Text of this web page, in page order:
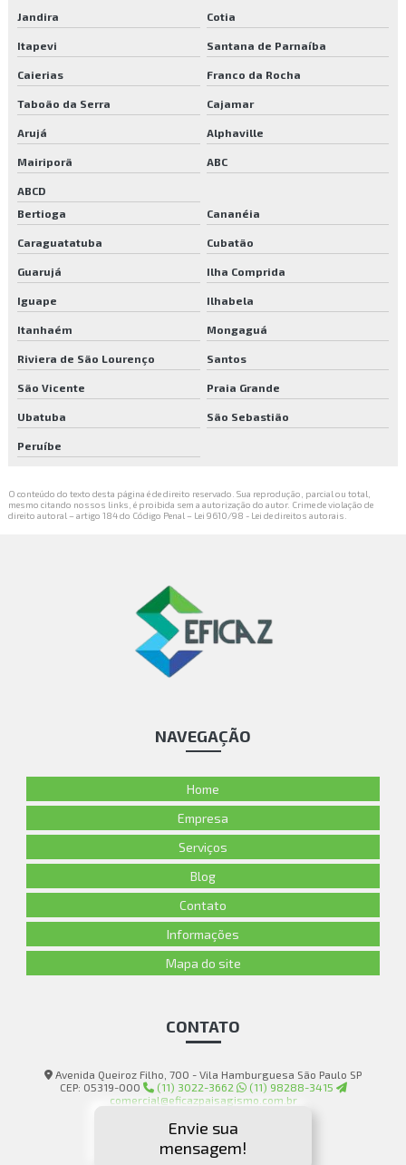
Serviços de manutenção predial
Terceirização de facilities
Terceirização de portaria
Terceirização de portaria de condomínio
Terceirização de portaria e limpeza
Terceirização de serviços de limpeza
Transplante de árvores
Venda de plantas
Jandira Cotia
Itapevi Santana de Parnaíba
Caierias Franco da Rocha
Taboão da Serra Cajamar
Arujá Alphaville
Mairiporã ABC
ABCD
Bertioga
Cananéia
Caraguatatuba Cubatão
Guarujá Ilha Comprida
Iguape Ilhabela
Itanhaém Mongaguá
Riviera de São Lourenço Santos
São Vicente Praia Grande
Ubatuba São Sebastião
Peruíbe
O conteúdo do texto desta página é de direito reservado. Sua reprodução, parcial ou total,
mesmo citando nossos links, é proibida sem a autorização do autor. Crime de violação de
direito autoral – artigo 184 do Código Penal – Lei 9610/98 - Lei de direitos autorais
NAVEGAÇÃO
Home
Empresa
Serviços
Blog
Contato
Informações
Mapa do site
CONTATO
Avenida Queiroz Filho, 700 - Vila Hamburguesa São Paulo SP
CEP: 05319-000
(11) 3022-3662
(11) 98288-3415
comercial@eficazpaisagismo.com.br
Envie sua
mensagem!